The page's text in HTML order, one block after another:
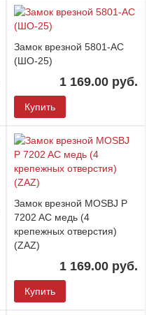
Замок врезной 5801-AC
(ШО-25)
1 169.00 руб.
Купить
Замок врезной MOSBJ P
7202 AC медь (4
крепежных отверстия)
(ZAZ)
1 169.00 руб.
Купить